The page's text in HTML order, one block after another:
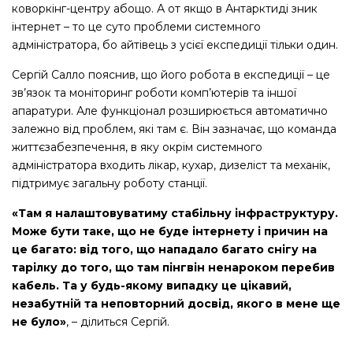
коворкінг-центру абощо. А от якщо в Антарктиді зник
інтернет – то це суто проблеми системного
адміністратора, бо айтівець з усієї експедиції тільки один.
Сергій Салло пояснив, що його робота в експедиції – це
зв’язок та моніторинг роботи комп’ютерів та іншої
апаратури. Але функціонал розширюється автоматично
залежно від проблем, які там є. Він зазначає, що команда
життєзабезпечення, в яку окрім системного
адміністратора входить лікар, кухар, дизеліст та механік,
підтримує загальну роботу станції.
«Там я налаштовуватиму стабільну інфраструктуру.
Може бути таке, що не буде інтернету і причин на
це багато: від того, що нападало багато снігу на
тарілку до того, що там пінгвін ненароком перебив
кабель. Та у будь-якому випадку це цікавий,
незабутній та неповторний досвід, якого в мене ще
не було», – ділиться Сергій.